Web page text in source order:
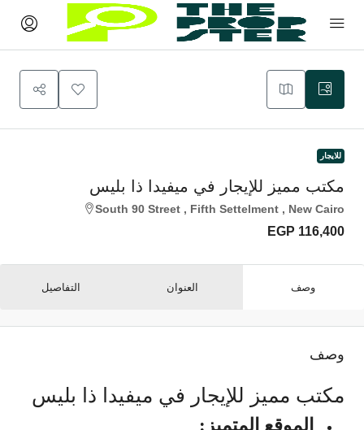
للايجار
مكتب مميز للإيجار في ميفيدا ذا بليس
South 90 Street , Fifth Settelment , New Cairo
EGP 116,400
وصف العنوان التفاصيل
وصف
مكتب مميز للإيجار في ميفيدا ذا بليس
الموقع المتميز: